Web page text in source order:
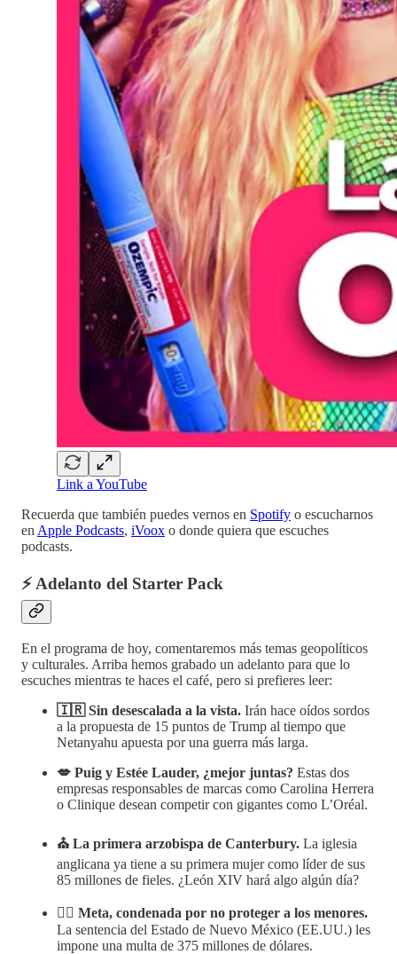
Link a YouTube
Recuerda que también puedes vernos en Spotify o escucharnos
en Apple Podcasts, iVoox o donde quiera que escuches
podcasts.
⚡ Adelanto del Starter Pack
En el programa de hoy, comentaremos más temas geopolíticos
y culturales. Arriba hemos grabado un adelanto para que lo
escuches mientras te haces el café, pero si prefieres leer:
🇮🇷 Sin desescalada a la vista. Irán hace oídos sordos
a la propuesta de 15 puntos de Trump al tiempo que
Netanyahu apuesta por una guerra más larga.
💋 Puig y Estée Lauder, ¿mejor juntas? Estas dos
empresas responsables de marcas como Carolina Herrera
o Clinique desean competir con gigantes como L’Oréal.
⛪️ La primera arzobispa de Canterbury. La iglesia
anglicana ya tiene a su primera mujer como líder de sus
85 millones de fieles. ¿León XIV hará algo algún día?
👩‍⚖️ Meta, condenada por no proteger a los menores.
La sentencia del Estado de Nuevo México (EE.UU.) les
impone una multa de 375 millones de dólares.